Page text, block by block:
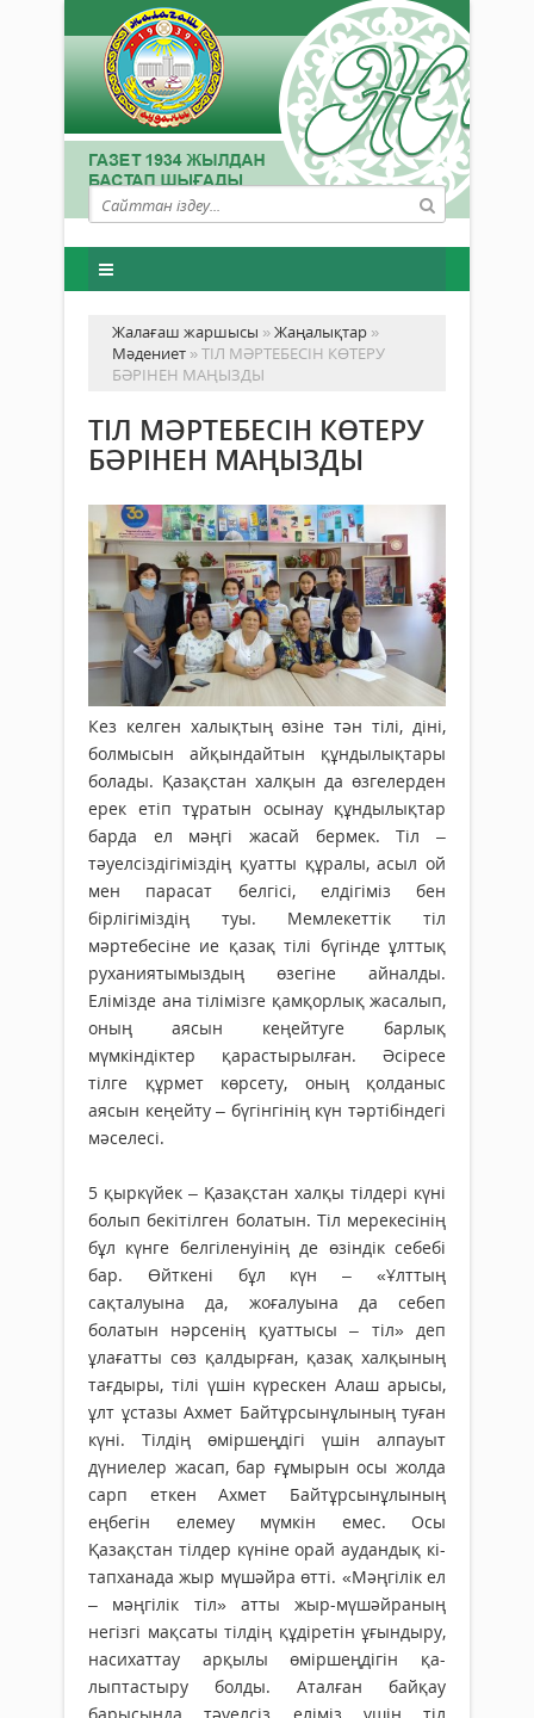
Жалағаш жаршысы »Жаңалықтар »
Мәдениет » ТІЛ МӘРТЕБЕСІН КӨТЕРУ
БӘРІНЕН МАҢЫЗДЫ
ТІЛ МӘРТЕБЕСІН КӨТЕРУ
БӘРІНЕН МАҢЫЗДЫ
Кез келген халықтың өзіне тән тілі, діні,
болмысын айқындайтын құндылықтары
болады. Қазақстан халқын да өзгелерден
ерек етіп тұратын осынау құндылықтар
барда ел мәңгі жасай бермек. Тіл –
тәуелсіздігіміздің қуатты құралы, асыл ой
мен парасат белгісі, елдігіміз бен
бірлігіміздің туы. Мемлекеттік тіл
мәртебесіне ие қазақ тілі бүгінде ұлттық
руханиятымыздың өзегіне айналды.
Елімізде ана тілімізге қамқорлық жасалып,
оның аясын кеңейтуге барлық
мүмкіндіктер қарастырылған. Әсіресе
тілге құрмет көрсету, оның қолданыс
аясын кеңейту – бүгінгінің күн тәртібіндегі
мәселесі.
5 қыркүйек – Қазақстан халқы тілдері күні
бо­лып бекітілген болатын. Тіл мерекесінің
бұл күнге бел­гі­ле­нуінің де өзіндік себебі
бар. Өйткені бұл күн – «Ұлттың
сақталуына да, жоғалуына да себеп
болатын нәрсенің қуаттысы – тіл» деп
ұлағатты сөз қалдырған, қазақ халқының
тағдыры, тілі үшін күрескен Алаш арысы,
ұлт ұстазы Ахмет Байтұрсынұлының туған
күні. Тілдің өміршеңдігі үшін алпауыт
дүниелер жасап, бар ғұмырын осы жолда
сарп еткен Ахмет Байтұрсынұлының
еңбегін елемеу мүмкін емес. Осы
Қазақстан тілдер күніне орай аудандық кі­
тапханада жыр мүшәйра өтті. «Мәңгілік ел
– мәңгілік тіл» атты жыр-мүшәйраның
негізгі мақ­са­ты тілдің құдіретін ұғындыру,
насихаттау ар­­­қылы өмір­шеңдігін қа­
лыптастыру болды. Атал­­ған байқау
барысында тәуел­сіз еліміз үшін тіл